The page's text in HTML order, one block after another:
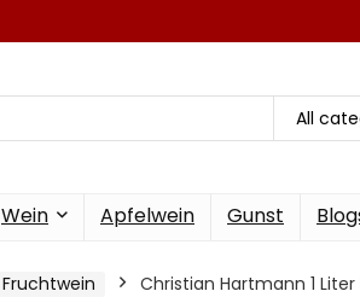
All
Wein Apfelwein Gunst
Fruchtwein Christian Hartmann 1